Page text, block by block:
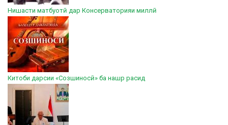
Нишасти матбуотӣ дар Консерваторияи миллӣ
Китоби дарсии «Созшиносӣ» ба нашр расид